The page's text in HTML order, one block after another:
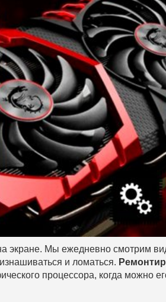
экране. Мы ежедневно смотрим
и ломаться.
процессора, когда можно